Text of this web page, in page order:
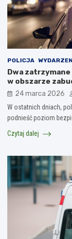
POLICJA
Dwa
w obszarze
24 marca 2026
W ostatnich dniach,
podnieść poziom
Czytaj dalej